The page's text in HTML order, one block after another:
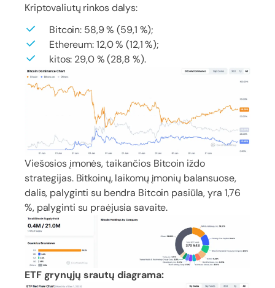
Kriptovaliutų rinkos dalys:
Bitcoin: 58,9 % (59,1 %);
Ethereum: 12,0 % (12,1 %);
kitos: 29,0 % (28,8 %).
Viešosios įmonės, taikančios Bitcoin iždo
strategijas. Bitkoinų, laikomų įmonių balansuose,
dalis, palyginti su bendra Bitcoin pasiūla, yra 1,76
%, palyginti su praėjusia savaite.
ETF grynųjų srautų diagrama: